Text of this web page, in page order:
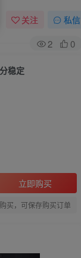
关注 私信
2 0
稳定
立即购买
买，可保存购买订单